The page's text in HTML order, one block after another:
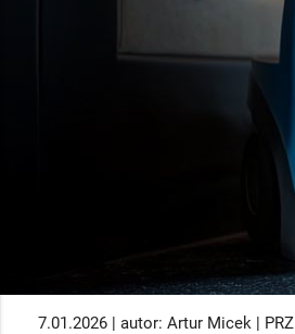
7.01.2026 | autor: Artur Micek |